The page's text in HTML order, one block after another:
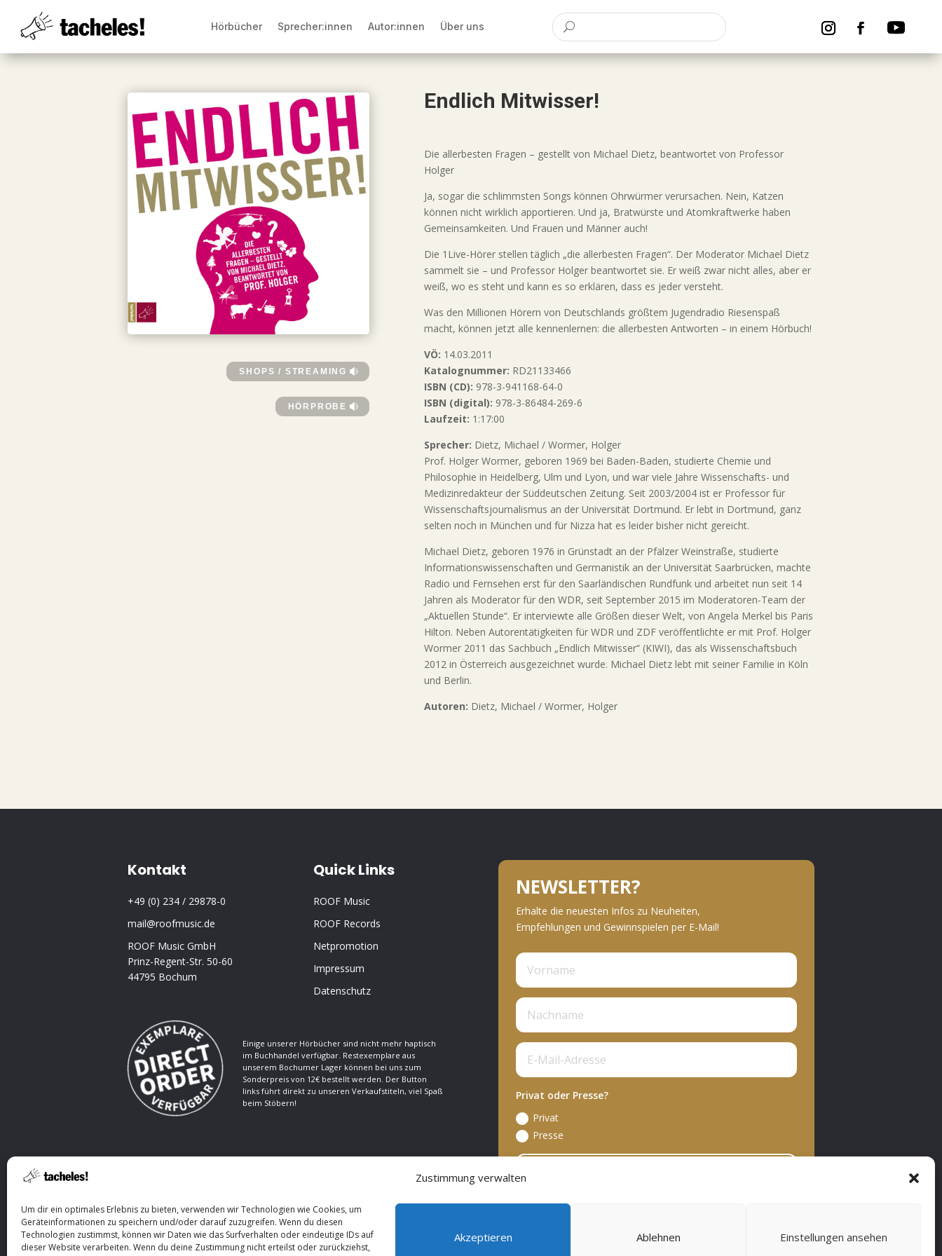
Zustimmung verwalten
Um dir ein optimales Erlebnis zu bieten, verwenden wir Technologien wie Cookies, um
Geräteinformationen zu speichern und/oder darauf zuzugreifen. Wenn du diesen
Technologien zustimmst, können wir Daten wie das Surfverhalten oder eindeutige IDs auf
dieser Website verarbeiten. Wenn du deine Zustimmung nicht erteilst oder zurückziehst,
Akzeptieren Ablehnen Einstellungen ansehen
Hörbücher Sprecher:innen Autor:innen Über uns
SHOPS / STREAMING
HÖRPROBE
Endlich Mitwisser!
Die allerbesten Fragen – gestellt von Michael Dietz, beantwortet von Professor
Holger
Ja, sogar die schlimmsten Songs können Ohrwürmer verursachen. Nein, Katzen
können nicht wirklich apportieren. Und ja, Bratwürste und Atomkraftwerke haben
Gemeinsamkeiten. Und Frauen und Männer auch!
Die 1Live-Hörer stellen täglich „die allerbesten Fragen“. Der Moderator Michael Dietz
sammelt sie – und Professor Holger beantwortet sie. Er weiß zwar nicht alles, aber er
weiß, wo es steht und kann es so erklären, dass es jeder versteht.
Was den Millionen Hörern von Deutschlands größtem Jugendradio Riesenspaß
macht, können jetzt alle kennenlernen: die allerbesten Antworten – in einem Hörbuch!
VÖ: 14.03.2011
Katalognummer: RD21133466
ISBN (CD): 978-3-941168-64-0
ISBN (digital): 978-3-86484-269-6
Laufzeit: 1:17:00
Sprecher: Dietz, Michael / Wormer, Holger
Prof. Holger Wormer, geboren 1969 bei Baden-Baden, studierte Chemie und
Philosophie in Heidelberg, Ulm und Lyon, und war viele Jahre Wissenschafts- und
Medizinredakteur der Süddeutschen Zeitung. Seit 2003/2004 ist er Professor für
Wissenschaftsjournalismus an der Universität Dortmund. Er lebt in Dortmund, ganz
selten noch in München und für Nizza hat es leider bisher nicht gereicht.
Michael Dietz, geboren 1976 in Grünstadt an der Pfälzer Weinstraße, studierte
Informationswissenschaften und Germanistik an der Universität Saarbrücken, machte
Radio und Fernsehen erst für den Saarländischen Rundfunk und arbeitet nun seit 14
Jahren als Moderator für den WDR, seit September 2015 im Moderatoren-Team der
„Aktuellen Stunde“. Er interviewte alle Größen dieser Welt, von Angela Merkel bis Paris
Hilton. Neben Autorentätigkeiten für WDR und ZDF veröffentlichte er mit Prof. Holger
Wormer 2011 das Sachbuch „Endlich Mitwisser“ (KIWI), das als Wissenschaftsbuch
2012 in Österreich ausgezeichnet wurde. Michael Dietz lebt mit seiner Familie in Köln
und Berlin.
Autoren: Dietz, Michael / Wormer, Holger
Kontakt
+49 (0) 234 / 29878-0
mail@roofmusic.de
ROOF Music GmbH
Prinz-Regent-Str. 50-60
44795 Bochum
Quick Links
ROOF Music
ROOF Records
Netpromotion
Impressum
Datenschutz
Einige unserer Hörbücher sind nicht mehr haptisch
im Buchhandel verfügbar. Restexemplare aus
unserem Bochumer Lager können bei uns zum
Sonderpreis von 12€ bestellt werden. Der Button
links führt direkt zu unseren Verkaufstiteln, viel Spaß
beim Stöbern!
NEWSLETTER?
Erhalte die neuesten Infos zu Neuheiten,
Empfehlungen und Gewinnspielen per E-Mail!
Privat oder Presse?
Privat
Presse
Copyright © 2026 ROOF Music. All Rights Reserved.